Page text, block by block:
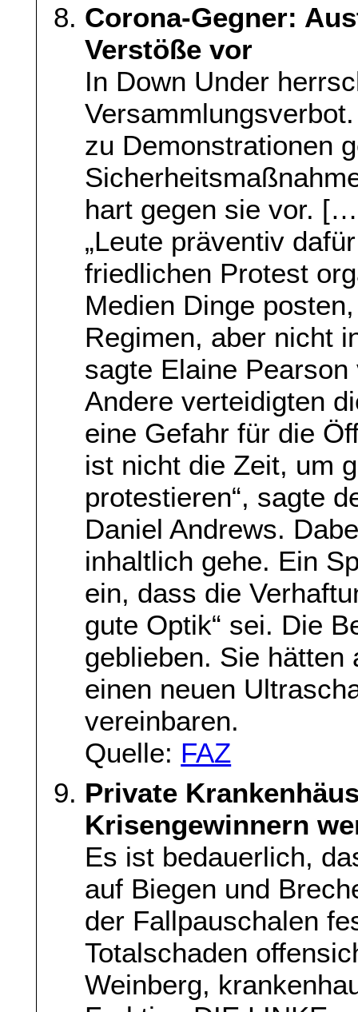
Corona-Gegner:
Verstöße vor
In Down Under
zu Demonstrationen
hart gegen sie vor.
„Leute präventiv
friedlichen Protest
Medien Dinge
Regimen, aber nicht
sagte Elaine
Andere verteidigten
eine Gefahr für die
ist nicht die Zeit, um
protestieren“, sagte
Daniel Andrews.
inhaltlich gehe. Ein
ein, dass die
gute Optik“ sei. Die
geblieben. Sie hätten
einen neuen
vereinbaren.
Quelle: FAZ
Private
Krisengewinnern
Es ist bedauerlich,
auf Biegen und
der Fallpauschalen
Totalschaden
Weinberg,